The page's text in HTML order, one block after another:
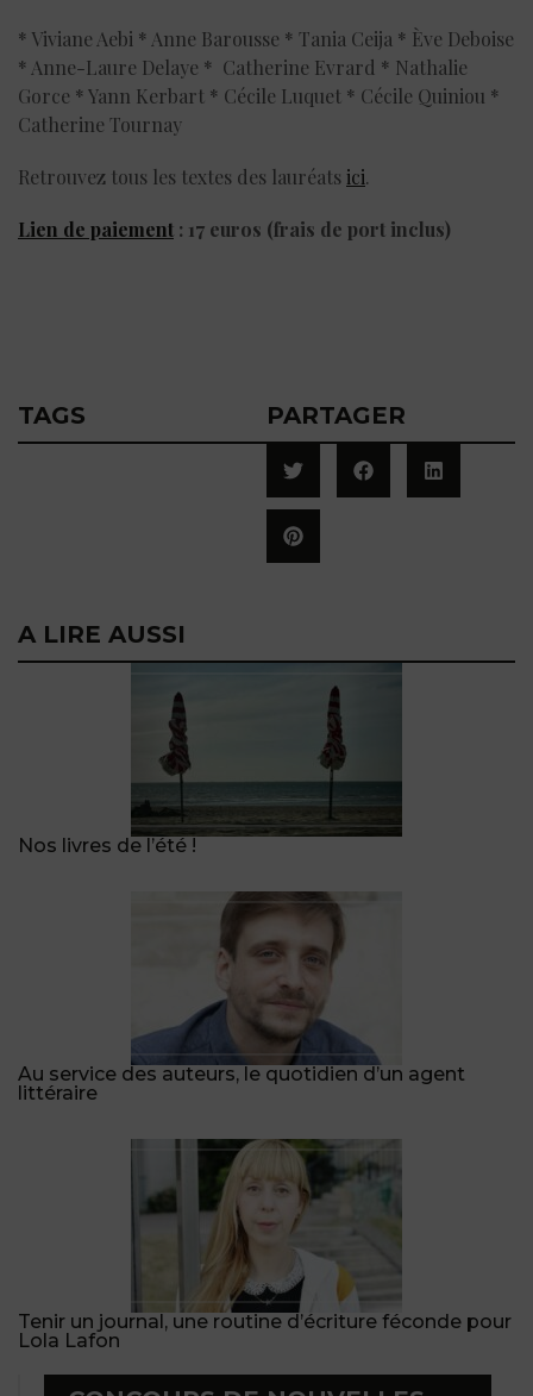
* Viviane Aebi * Anne Barousse * Tania Ceija * Ève Deboise
* Anne-Laure Delaye * Catherine Evrard * Nathalie
Gorce * Yann Kerbart * Cécile Luquet * Cécile Quiniou *
Catherine Tournay
Retrouvez tous les textes des lauréats ici.
Lien de paiement : 17 euros (frais de port inclus)
TAGS PARTAGER
A LIRE AUSSI
Nos livres de l’été !
Au service des auteurs, le quotidien d’un agent
littéraire
Tenir un journal, une routine d’écriture féconde pour
Lola Lafon